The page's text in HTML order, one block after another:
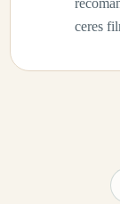
ceres